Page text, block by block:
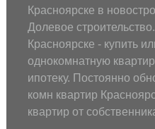
Красноярске в
Долевое
Красноярске - купить
однокомнатную
ипотеку. Постоянно
комн квартир
квартир от